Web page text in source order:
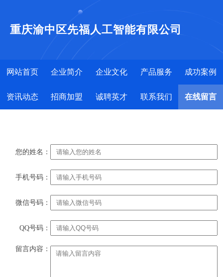
重庆渝中区先福人工智能有限公司
网站首页 企业简介 企业文化 产品服务 成功案例
资讯动态 招商加盟 诚聘英才 联系我们 在线留言
您的姓名：
手机号码：
微信号码：
QQ号码：
留言内容：